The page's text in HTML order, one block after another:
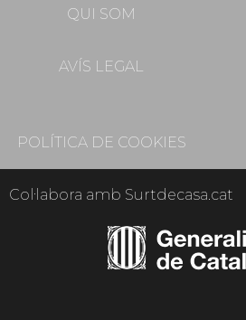
QUI SOM
AVÍS LEGAL
POLÍTICA DE COOKIES
Col·labora amb Surtdecasa.cat